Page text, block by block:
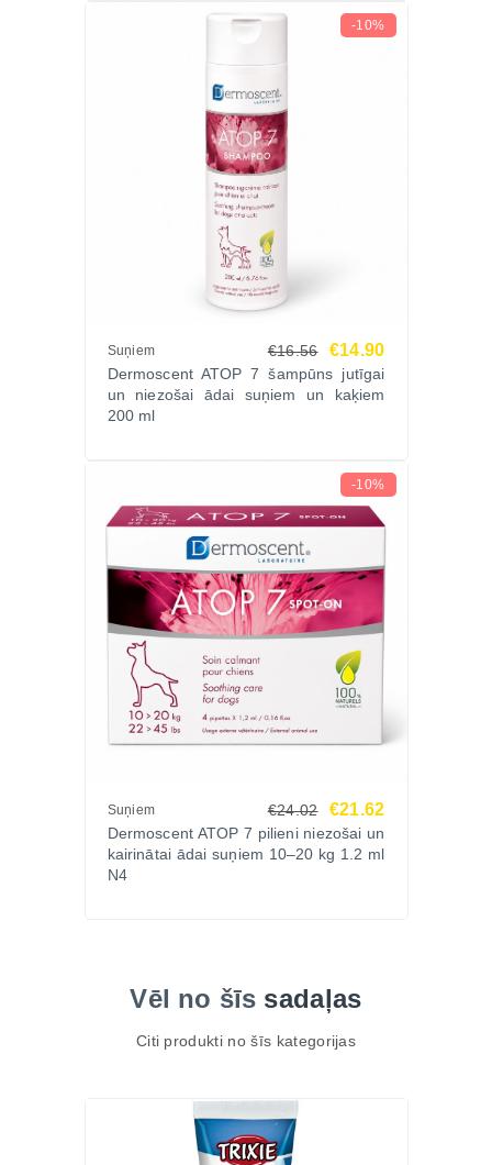
Konsultācijas sniedz veterinārārsts darbdienās plkst.
Papildus apskatiet arīDermoscent līdzekļus suņu
un kaķu ādas kopšanai, kas palīdz kompleksā
veidā risināt niezi un dermatītu.
Ikdienas kopšanai izvēlieties arī
šampūnus un kopšanas līdzekļus suņiem un
, kas palīdz uzturēt veselīgu ādu
Pasūtiet Dermoscent ATOP7 Spot-On pilienus
mīlulim efektīvu, ilgstošu un profesionālu ādas
kopšanu.
Apskatiet arī citusdermatoloģiskos un kopšanas
-10%
Suņiem €16.56 €14.90
Dermoscent ATOP 7 šampūns jutīgai
un niezošai ādai suņiem un kaķiem
200 ml
-10%
Suņiem €24.02 €21.62
Dermoscent ATOP 7 pilieni niezošai un
kairinātai ādai suņiem 10–20 kg 1.2 ml
N4
Vēl no šīs sadaļas
Citi produkti no šīs kategorijas